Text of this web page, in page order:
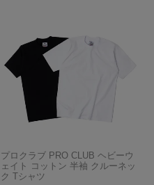
プロクラブ PRO CLUB ヘビーウ
ェイト コットン 半袖 クルーネッ
ク Tシャツ